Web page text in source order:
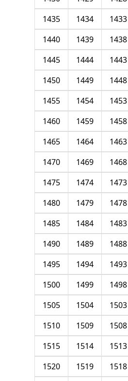
1433
1434
1435
1438
1439
1440
1443
1444
1445
1448
1449
1450
1453
1454
1455
1458
1459
1460
1463
1464
1465
1468
1469
1470
1473
1474
1475
1478
1479
1480
1483
1484
1485
1488
1489
1490
1493
1494
1495
1498
1499
1500
1503
1504
1505
1508
1509
1510
1513
1514
1515
1518
1519
1520